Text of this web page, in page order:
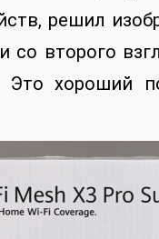
решил
со второго
хороший